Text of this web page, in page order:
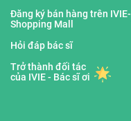
Đăng ký bán hàng trên IVIE-
Shopping Mall
Hỏi đáp bác sĩ
Trở thành đối tác
của IVIE - Bác sĩ ơi